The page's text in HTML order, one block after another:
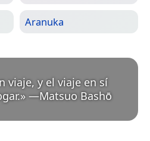
Aranuka
viaje, y el viaje en sí
» —Matsuo Bashō